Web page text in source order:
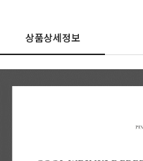
상품상세정보